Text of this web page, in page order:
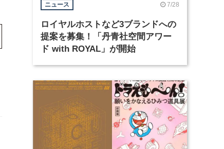
ニュース 7/28
ロイヤルホストなど3ブランドへの
提案を募集！「丹青社空間アワー
ド with ROYAL」が開始